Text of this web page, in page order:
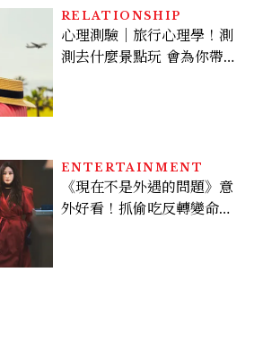
倦感，超神！
RELATIONSHIP
心理測驗｜旅行心理學！測
測去什麼景點玩 會為你帶來
ENTERTAINMENT
《現在不是外遇的問題》意
外好看！抓偷吃反轉變命